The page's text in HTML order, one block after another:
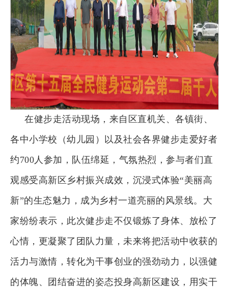
在健步走活动现场，来自区直机关、各镇街、
各中小学校（幼儿园）以及社会各界健步走爱好者
约700人参加，队伍绵延，气氛热烈，参与者们直
观感受高新区乡村振兴成效，沉浸式体验“美丽高
新”的生态魅力，成为乡村一道亮丽的风景线。大
家纷纷表示，此次健步走不仅锻炼了身体、放松了
心情，更凝聚了团队力量，未来将把活动中收获的
活力与激情，转化为干事创业的强劲动力，以强健
的体魄、团结奋进的姿态投身高新区建设，用实干